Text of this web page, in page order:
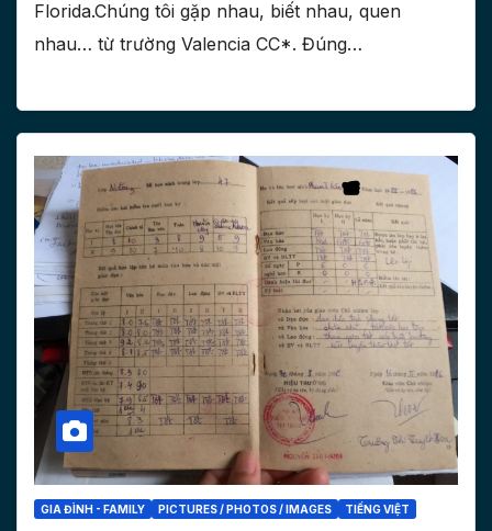
Florida.Chúng tôi gặp nhau, biết nhau, quen
nhau… từ trường Valencia CC*. Đúng…
GIA ĐÌNH - FAMILY PICTURES / PHOTOS / IMAGES TIẾNG VIỆT